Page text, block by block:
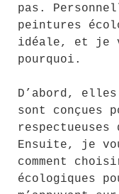
pas.
peintures
idéale, et je
pourquoi.
D’abord,
sont conçues
respectueuses
Ensuite, je
comment
écologiques